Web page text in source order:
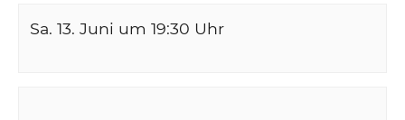
Sa. 13. Juni um 19:30 Uhr